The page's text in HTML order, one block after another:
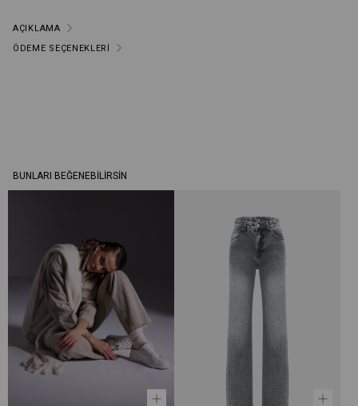
AÇIKLAMA
ÖDEME SEÇENEKLERI
BUNLARI BEĞENEBILIRSIN